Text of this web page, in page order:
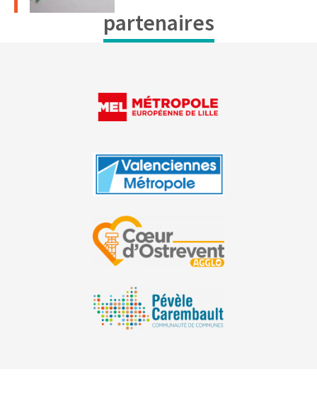
partenaires